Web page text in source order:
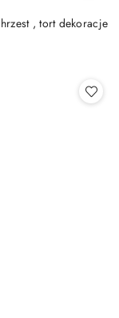
, tort dekoracje